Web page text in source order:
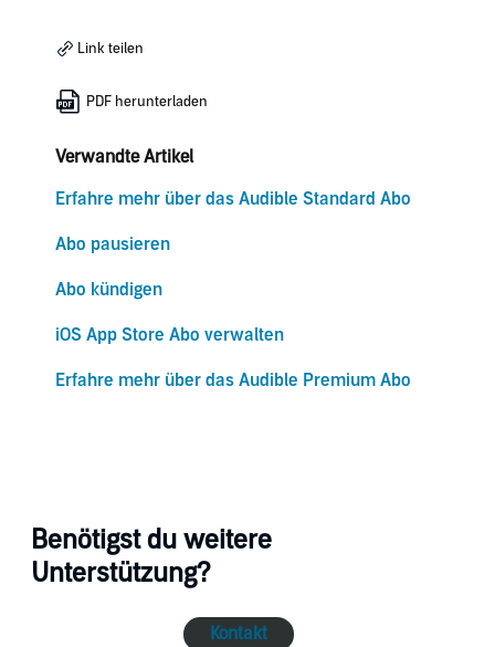
Link teilen
PDF herunterladen
Verwandte Artikel
Erfahre mehr über das Audible Standard Abo
Abo pausieren
Abo kündigen
iOS App Store Abo verwalten
Erfahre mehr über das Audible Premium Abo
Benötigst du weitere
Unterstützung?
Kontakt